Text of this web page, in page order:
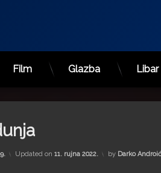
Film Glazba Libar
Updated on 11. rujna 2022. by Darko Androić